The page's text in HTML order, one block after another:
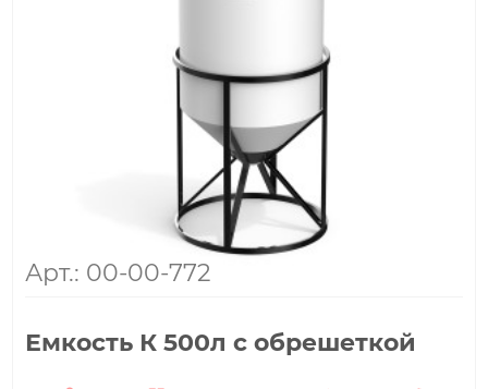
Арт.: 00-00-772
Емкость К 500л с обрешеткой